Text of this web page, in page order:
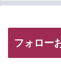
フォロー